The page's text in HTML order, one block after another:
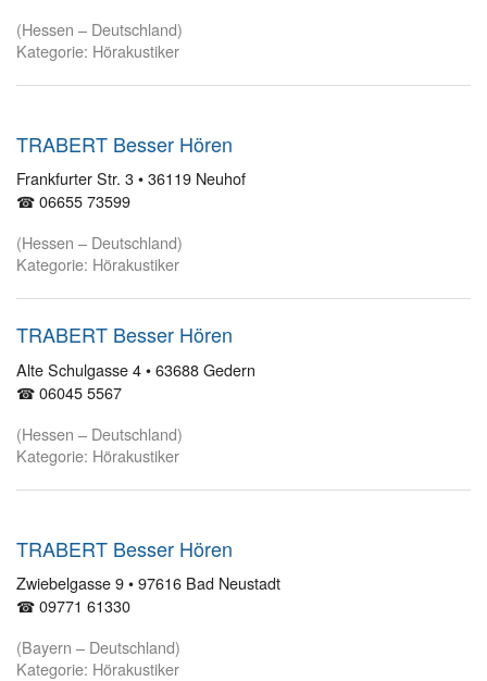
(Hessen – Deutschland)
Kategorie: Hörakustiker
TRABERT Besser Hören
Frankfurter Str. 3 • 36119 Neuhof
☎ 06655 73599
(Hessen – Deutschland)
Kategorie: Hörakustiker
TRABERT Besser Hören
Alte Schulgasse 4 • 63688 Gedern
☎ 06045 5567
(Hessen – Deutschland)
Kategorie: Hörakustiker
TRABERT Besser Hören
Zwiebelgasse 9 • 97616 Bad Neustadt
☎ 09771 61330
(Bayern – Deutschland)
Kategorie: Hörakustiker